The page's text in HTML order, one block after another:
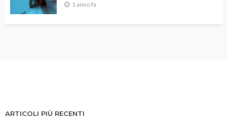
1 anno fa
ARTICOLI PIÙ RECENTI